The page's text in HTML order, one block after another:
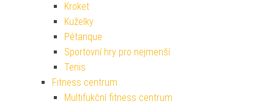
Kroket
Kuželky
Pétanque
Sportovní hry pro nejmenší
Tenis
Fitness centrum
Multifukční fitness centrum